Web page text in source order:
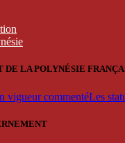
DE LA POLYNÉSIE
vigueur commentéLes